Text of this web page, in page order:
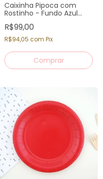
Caixinha Pipoca com
Rostinho - Fundo Azul
Escuro (12 un)
R$99,00
R$94,05 com Pix